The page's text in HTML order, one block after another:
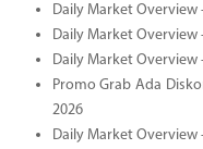
Daily Market Overview
Daily Market Overview
Daily Market Overview
Promo Grab Ada
2026
Daily Market Overview